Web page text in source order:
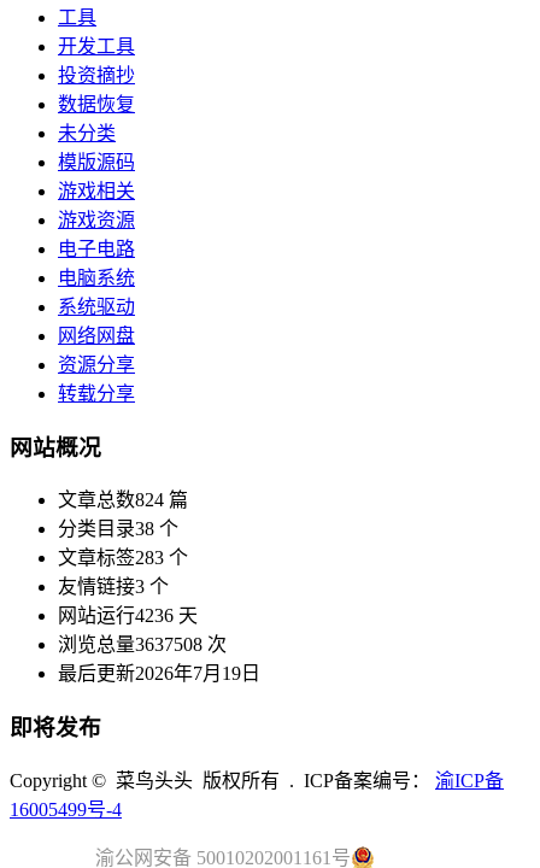
工具
开发工具
投资摘抄
数据恢复
未分类
模版源码
游戏相关
游戏资源
电子电路
电脑系统
系统驱动
网络网盘
资源分享
转载分享
网站概况
文章总数824 篇
分类目录38 个
文章标签283 个
友情链接3 个
网站运行4236 天
浏览总量3637508 次
最后更新2026年7月19日
即将发布
Copyright © 菜鸟头头 版权所有 . ICP备案编号： 渝ICP备
16005499号-4
渝公网安备 50010202001161号